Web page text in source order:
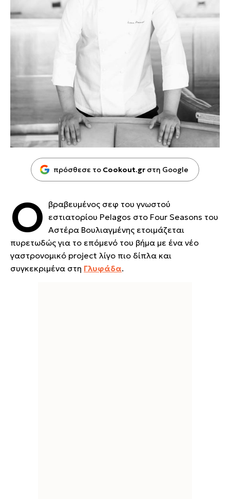
πρόσθεσε το Cookout.gr στη Google
Ο βραβευμένος σεφ του γνωστού
εστιατορίου Pelagos στο Four Seasons του
Αστέρα Βουλιαγμένης ετοιμάζεται
πυρετωδώς για το επόμενό του βήμα με ένα νέο
γαστρονομικό project λίγο πιο δίπλα και
συγκεκριμένα στη Γλυφάδα.